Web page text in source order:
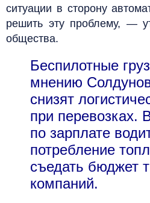
ситуации в сторону
решить эту проблему, —
общества.
Беспилотные
мнению
снизят
при перевозках.
по зарплате
потребление
съедать бюджет
компаний.